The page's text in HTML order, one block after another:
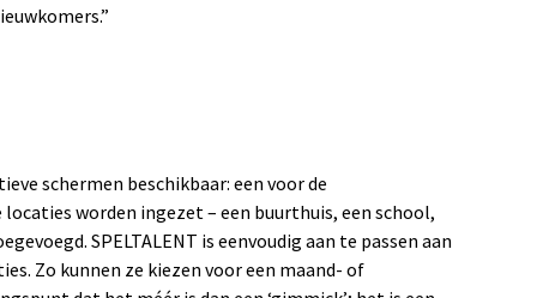
schermen beschikbaar: een voor de
worden ingezet – een buurthuis, een school,
SPELTALENT is eenvoudig aan te passen aan
Zo kunnen ze kiezen voor een maand- of